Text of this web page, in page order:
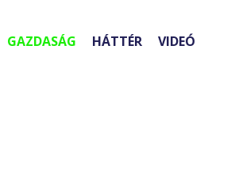
GAZDASÁG HÁTTÉR VIDEÓ